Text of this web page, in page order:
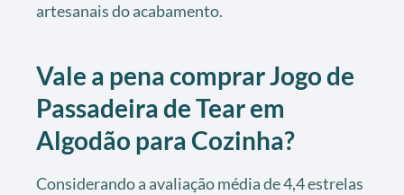
artesanais do acabamento.
Vale a pena comprar Jogo de
Passadeira de Tear em
Algodão para Cozinha?
Considerando a avaliação média de 4,4 estrelas